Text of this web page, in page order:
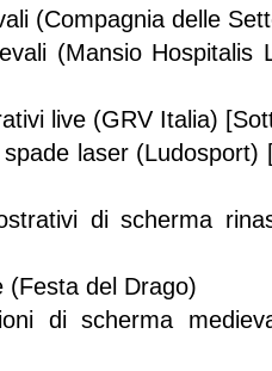
(Compagnia delle
(Mansio Hospitalis
live (GRV Italia)
laser (Ludosport)
di scherma
del Drago)
scherma